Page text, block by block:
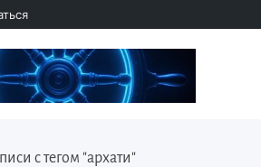
с тегом "архати"